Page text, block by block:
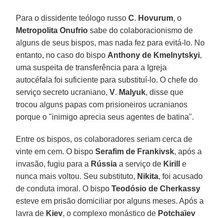
Para o dissidente teólogo russoC. Hovurum, o
Metropolita Onufrio sabe do colaboracionismo de
alguns de seus bispos, mas nada fez para evitá-lo. No
entanto, no caso do bispo Anthony de Kmelnytskyi,
uma suspeita de transferência para a Igreja
autocéfala foi suficiente para substituí-lo. O chefe do
serviço secreto ucraniano, V. Malyuk, disse que
trocou alguns papas com prisioneiros ucranianos
porque o "inimigo aprecia seus agentes de batina".
Entre os bispos, os colaboradores seriam cerca de
vinte em cem. O bispoSerafim de Frankivsk, após a
invasão, fugiu para a Rússia a serviço de Kirill
e
nunca mais voltou. Seu substituto, Nikita, foi acusado
de conduta imoral. O bispo Teodósio de Cherkassy
esteve em prisão domiciliar por alguns meses. Após a
lavra de Kiev, o complexo monástico de Potchaȉev